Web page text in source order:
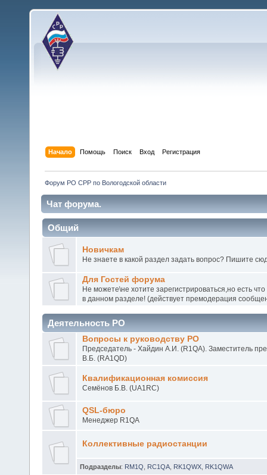
Начало Помощь Поиск Вход Регистрация
Форум РО СРР по Вологодской области
Чат форума.
Общий
Новичкам
Не знаете в какой раздел задать вопрос? Пишите
Для Гостей форума
Не можете\не хотите зарегистрироваться,но есть
в данном разделе! (действует премодерация
Деятельность РО
Вопросы к руководству РО
Председатель - Хайдин А.И. (R1QA). Заместитель
В.Б. (RA1QD)
Квалификационная комиссия
Семёнов Б.В. (UA1RC)
QSL-бюро
Менеджер R1QA
Коллективные радиостанции
Подразделы: RM1Q RC1QA RK1QWX RK1QWA